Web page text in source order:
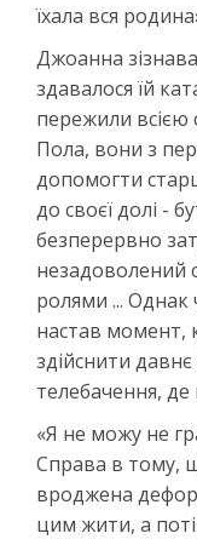
їхала вся
Джоанна
здавалося їй
пережили всією
Пола, вони з
допомогти
до своєї долі -
безперервно
незадоволений
ролями ... Однак
настав момент,
здійснити
телебачення,
«Я не можу не
Справа в тому,
вроджена
цим жити, а